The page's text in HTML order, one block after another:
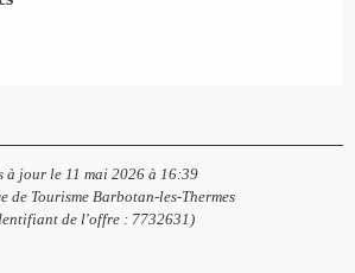
à jour le 11 mai 2026 à 16:39
de Tourisme Barbotan-les-Thermes
de l'offre : 7732631 )